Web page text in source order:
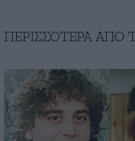
ΠΕΡΙΣΣΟΤΕΡΑ ΑΠΟ